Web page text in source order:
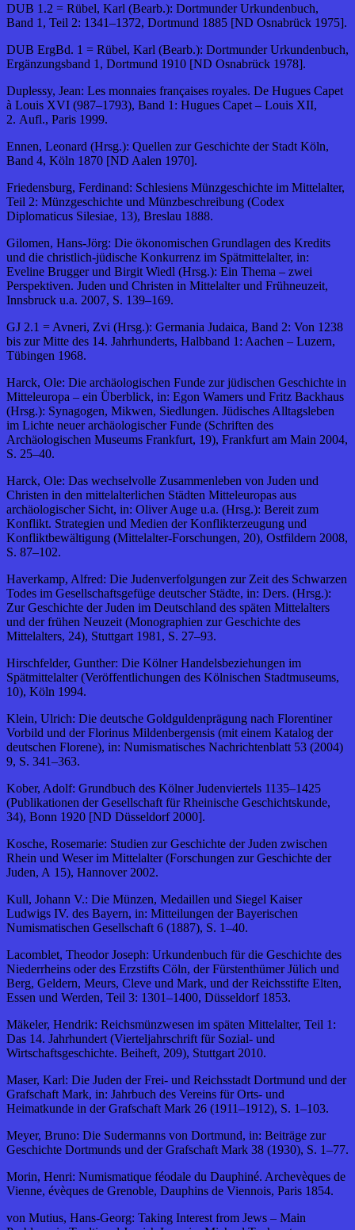
DUB 1.2 = Rübel, Karl (Bearb.): Dortmunder Urkundenbuch,
Band 1, Teil 2: 1341–1372, Dortmund 1885 [ND Osnabrück 1975].
DUB ErgBd. 1 = Rübel, Karl (Bearb.): Dortmunder Urkundenbuch,
Ergänzungsband 1, Dortmund 1910 [ND Osnabrück 1978].
Duplessy, Jean: Les monnaies françaises royales. De Hugues Capet
à Louis XVI (987–1793), Band 1: Hugues Capet – Louis XII,
2. Aufl., Paris 1999.
Ennen, Leonard (Hrsg.): Quellen zur Geschichte der Stadt Köln,
Band 4, Köln 1870 [ND Aalen 1970].
Friedensburg, Ferdinand: Schlesiens Münzgeschichte im Mittelalter,
Teil 2: Münzgeschichte und Münzbeschreibung (Codex
Diplomaticus Silesiae, 13), Breslau 1888.
Gilomen, Hans-Jörg: Die ökonomischen Grundlagen des Kredits
und die christlich-jüdische Konkurrenz im Spätmittelalter, in:
Eveline Brugger und Birgit Wiedl (Hrsg.): Ein Thema – zwei
Perspektiven. Juden und Christen in Mittelalter und Frühneuzeit,
Innsbruck u.a. 2007, S. 139–169.
GJ 2.1 = Avneri, Zvi (Hrsg.): Germania Judaica, Band 2: Von 1238
bis zur Mitte des 14. Jahrhunderts, Halbband 1: Aachen – Luzern,
Tübingen 1968.
Harck, Ole: Die archäologischen Funde zur jüdischen Geschichte in
Mitteleuropa – ein Überblick, in: Egon Wamers und Fritz Backhaus
(Hrsg.): Synagogen, Mikwen, Siedlungen. Jüdisches Alltagsleben
im Lichte neuer archäologischer Funde (Schriften des
Archäologischen Museums Frankfurt, 19), Frankfurt am Main 2004,
S. 25–40.
Harck, Ole: Das wechselvolle Zusammenleben von Juden und
Christen in den mittelalterlichen Städten Mitteleuropas aus
archäologischer Sicht, in: Oliver Auge u.a. (Hrsg.): Bereit zum
Konflikt. Strategien und Medien der Konflikterzeugung und
Konfliktbewältigung (Mittelalter-Forschungen, 20), Ostfildern 2008,
S. 87–102.
Haverkamp, Alfred: Die Judenverfolgungen zur Zeit des Schwarzen
Todes im Gesellschaftsgefüge deutscher Städte, in: Ders. (Hrsg.):
Zur Geschichte der Juden im Deutschland des späten Mittelalters
und der frühen Neuzeit (Monographien zur Geschichte des
Mittelalters, 24), Stuttgart 1981, S. 27–93.
Hirschfelder, Gunther: Die Kölner Handelsbeziehungen im
Spätmittelalter (Veröffentlichungen des Kölnischen Stadtmuseums,
10), Köln 1994.
Klein, Ulrich: Die deutsche Goldguldenprägung nach Florentiner
Vorbild und der Florinus Mildenbergensis (mit einem Katalog der
deutschen Florene), in: Numismatisches Nachrichtenblatt 53 (2004)
9, S. 341–363.
Kober, Adolf: Grundbuch des Kölner Judenviertels 1135–1425
(Publikationen der Gesellschaft für Rheinische Geschichtskunde,
34), Bonn 1920 [ND Düsseldorf 2000].
Kosche, Rosemarie: Studien zur Geschichte der Juden zwischen
Rhein und Weser im Mittelalter (Forschungen zur Geschichte der
Juden, A 15), Hannover 2002.
Kull, Johann V.: Die Münzen, Medaillen und Siegel Kaiser
Ludwigs IV. des Bayern, in: Mitteilungen der Bayerischen
Numismatischen Gesellschaft 6 (1887), S. 1–40.
Lacomblet, Theodor Joseph: Urkundenbuch für die Geschichte des
Niederrheins oder des Erzstifts Cöln, der Fürstenthümer Jülich und
Berg, Geldern, Meurs, Cleve und Mark, und der Reichsstifte Elten,
Essen und Werden, Teil 3: 1301–1400, Düsseldorf 1853.
Mäkeler, Hendrik: Reichsmünzwesen im späten Mittelalter, Teil 1:
Das 14. Jahrhundert (Vierteljahrschrift für Sozial- und
Wirtschaftsgeschichte. Beiheft, 209), Stuttgart 2010.
Maser, Karl: Die Juden der Frei- und Reichsstadt Dortmund und der
Grafschaft Mark, in: Jahrbuch des Vereins für Orts- und
Heimatkunde in der Grafschaft Mark 26 (1911–1912), S. 1–103.
Meyer, Bruno: Die Sudermanns von Dortmund, in: Beiträge zur
Geschichte Dortmunds und der Grafschaft Mark 38 (1930), S. 1–77.
Morin, Henri: Numismatique féodale du Dauphiné. Archevèques de
Vienne, évèques de Grenoble, Dauphins de Viennois, Paris 1854.
von Mutius, Hans-Georg: Taking Interest from Jews – Main